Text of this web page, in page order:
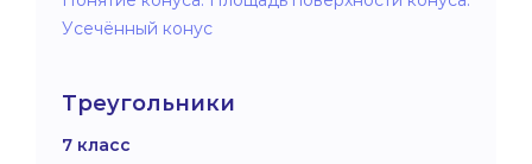
Усечённый конус
Треугольники
7 класс